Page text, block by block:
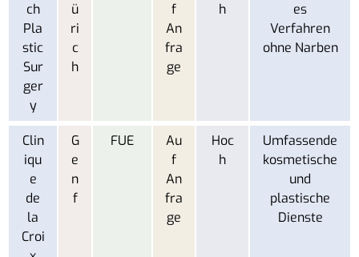
ch
Pla
stic
Sur
ger
y
ü
ri
c
h
f
An
fra
ge
h
es
Verfahren
ohne Narben
Clin
iqu
e
de
la
Croi
G
e
n
f
FUE
Au
f
An
fra
ge
Hoc
h
Umfassende
kosmetische
und
plastische
Dienste